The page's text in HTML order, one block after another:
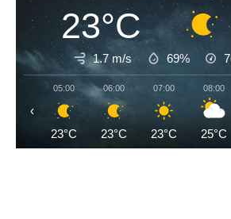
23°C
1.7 m/s 69%
05:00
23°C
06:00
23°C
07:00
23°C
08:00
25°C
‹